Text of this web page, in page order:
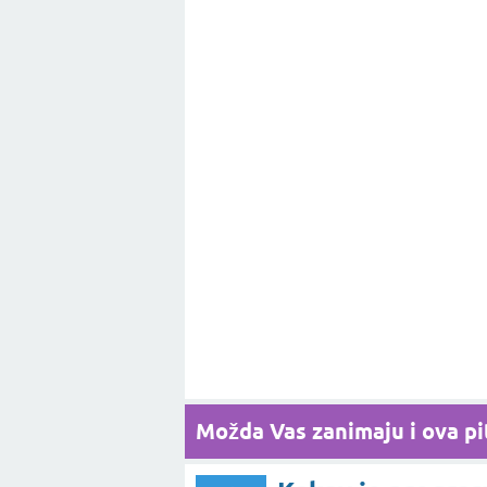
Možda Vas zanimaju i ova